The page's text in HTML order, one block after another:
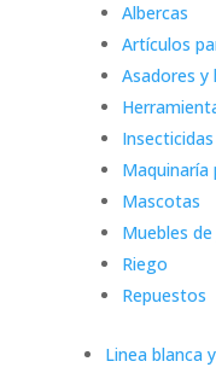
Albercas
Artículos
Asadores y
Insecticidas
Maquinaría
Mascotas
Muebles
Riego
Repuestos
Linea blanca